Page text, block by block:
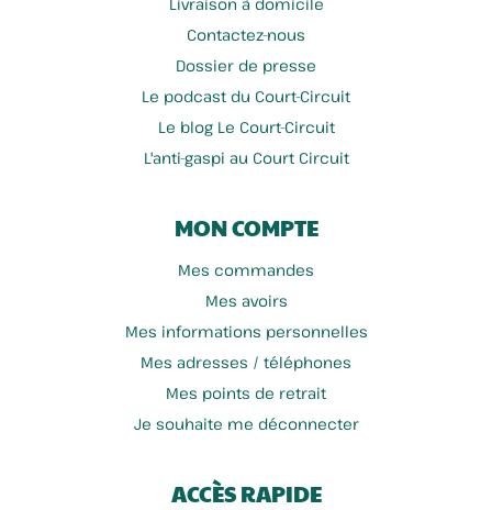
Contactez-nous
Dossier de presse
Le podcast du Court-Circuit
Le blog Le Court-Circuit
L'anti-gaspi au Court Circuit
MON COMPTE
Mes commandes
Mes avoirs
Mes informations personnelles
Mes adresses / téléphones
Mes points de retrait
Je souhaite me déconnecter
ACCÈS RAPIDE